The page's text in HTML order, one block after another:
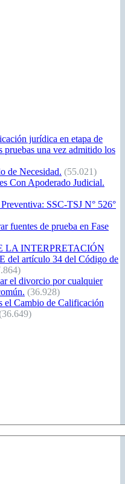
jurídica en etapa de
una vez admitido los
de Necesidad. (55.021)
Con Apoderado Judicial.
SSC-TSJ N° 526°
fuentes de prueba en Fase
INTERPRETACIÓN
artículo 34 del Código de
el divorcio por cualquier
(36.928)
el Cambio de Calificación